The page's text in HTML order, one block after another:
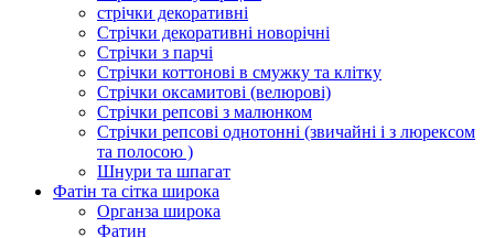
стрічки декоративні
Стрічки декоративні новорічні
Стрічки з парчі
Стрічки коттонові в смужку та клітку
Стрічки оксамитові (велюрові)
Стрічки репсові з малюнком
Стрічки репсові однотонні (звичайні і з люрексом
та полосою )
Шнури та шпагат
Фатін та сітка широка
Органза широка
Фатин